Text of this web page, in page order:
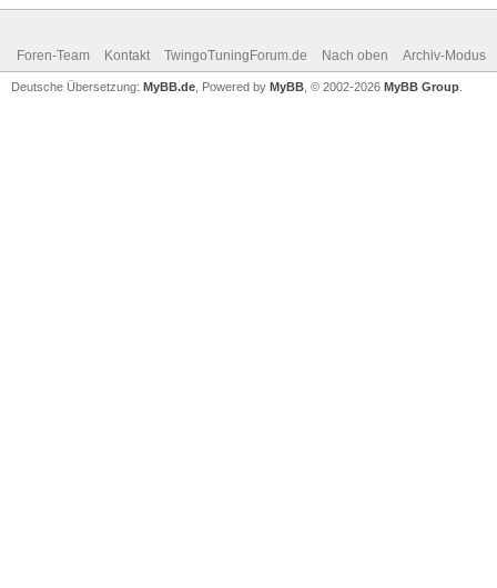
Foren-Team Kontakt TwingoTuningForum.de Nach oben Archiv-Modus
Deutsche Übersetzung: MyBB.de , Powered by MyBB , © 2002-2026 MyBB Group